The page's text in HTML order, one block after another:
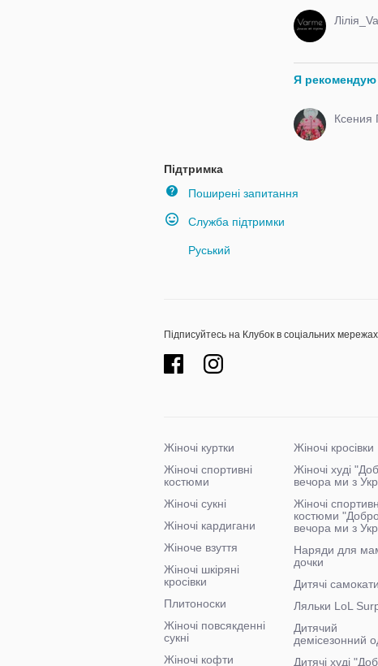
Я
Ксения
Підтримка
Поширені запитання
Служба підтримки
Руський
Підписуйтесь на Клубок в соціальних мережах
Жіночі куртки
Жіночі спортивні
костюми
Жіночі сукні
Жіночі кардигани
Жіноче взуття
Жіночі шкіряні
кросівки
Плитоноски
Жіночі повсякденні
сукні
Жіночі кофти
Жіночі кросівки
Жіночі худі
вечора ми з
Жіночі
костюми
вечора ми з
Наряди для
дочки
Дитячі самокати
Ляльки LoL
Дитячий
демісезонний
Дитячі худі